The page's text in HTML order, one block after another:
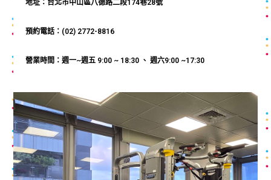
地址：台北市中山區八德路二段174巷28號
預約電話：(02) 2772-8816
營業時間：週一~週五 9:00 ~ 18:30 、 週六9:00 ~17:30